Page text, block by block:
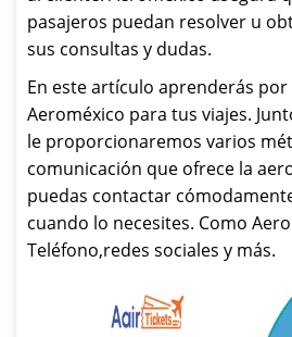
pasajeros puedan resolver u
sus consultas y dudas.
En este artículo aprenderás
Aeroméxico para tus viajes.
le proporcionaremos varios
comunicación que ofrece la
puedas contactar
cuando lo necesites. Como
Teléfono,redes sociales y más.